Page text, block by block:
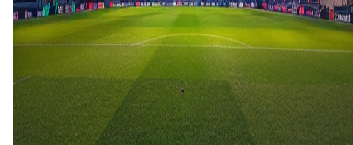
Lillestroem
7 apr
2024
FK Haugesund